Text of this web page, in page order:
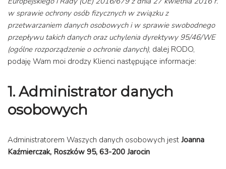
w sprawie ochrony osób fizycznych w związku z
przetwarzaniem danych osobowych i w sprawie swobodnego
przepływu takich danych oraz uchylenia dyrektywy 95/46/WE
(ogólne rozporządzenie o ochronie danych), dalej RODO,
podaję Wam moi drodzy Klienci następujące informacje:
1. Administrator danych
osobowych
Administratorem Waszych danych osobowych jest Joanna
Kaźmierczak, Roszków 95, 63-200 Jarocin